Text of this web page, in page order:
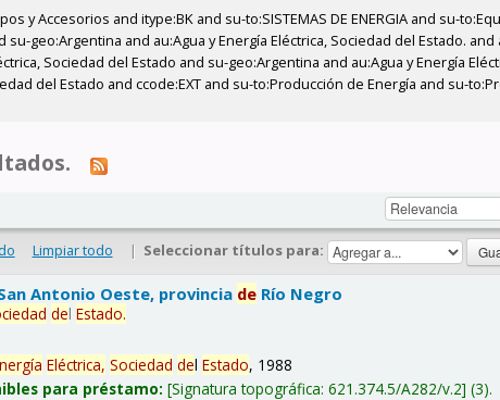
Accesorios and itype:BK and su-to:SISTEMAS DE ENERGIA and su-
geo:Argentina and au:Agua y Energía Eléctrica, Sociedad del Estado. and
Sociedad del Estado and su-geo:Argentina and au:Agua y Energía
del Estado and ccode:EXT and su-to:Producción de Energía and su-
Limpiar todo | Seleccionar títulos para:
Antonio Oeste, provincia de Río Negro
delEstado.
Eléctrica, Sociedad delEstado, 1988
para préstamo: Signatura topográfica:621.374.5/A282/v.2 (3).